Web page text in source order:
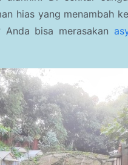
hias yang menambah
bisa merasakan